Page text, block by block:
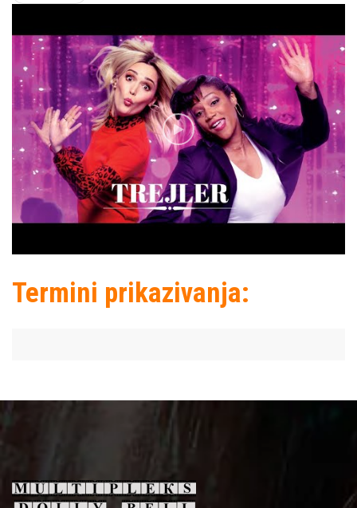
Termini prikazivanja: